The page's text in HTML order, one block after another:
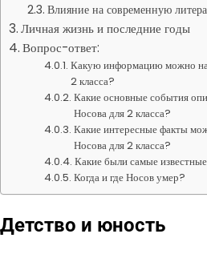
Влияние на современную
Личная жизнь и последние годы
Вопрос-ответ:
Какую информацию можно
2 класса?
Какие основные события
Носова для 2 класса?
Какие интересные факты
Носова для 2 класса?
Какие были самые
Когда и где Носов умер?
Детство и юность